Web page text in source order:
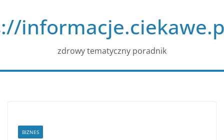
treści
zdrowy tematyczny poradnik
BIZNES